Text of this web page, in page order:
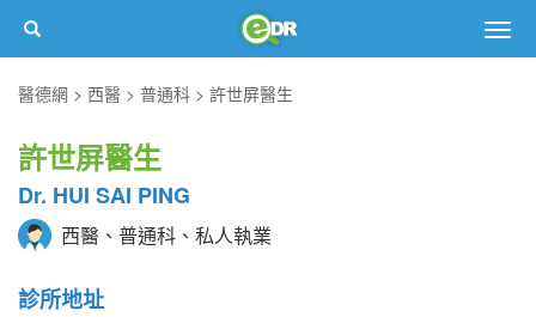
醫德網
西醫 普通科 許世屏醫生
許世屏醫生
Dr. HUI SAI PING
西醫、普通科、私人執業
診所地址